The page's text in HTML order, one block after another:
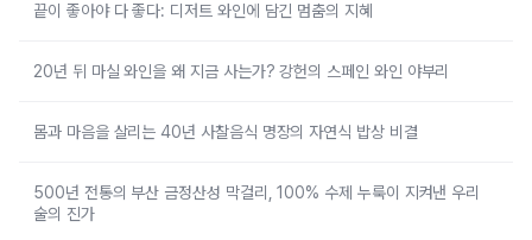
끝이 좋아야 다 좋다: 디저트 와인에 담긴 멈춤의 지혜
20년 뒤 마실 와인을 왜 지금 사는가? 강헌의 스페인 와인 야부리
몸과 마음을 살리는 40년 사찰음식 명장의 자연식 밥상 비결
500년 전통의 부산 금정산성 막걸리, 100% 수제 누룩이 지켜낸 우리
술의 진가